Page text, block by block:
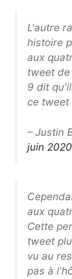
L'autre
histoire
aux
tweet de
9 dit
ce tweet
– Justin
juin 2020
aux
Cette
tweet
vu au
pas à